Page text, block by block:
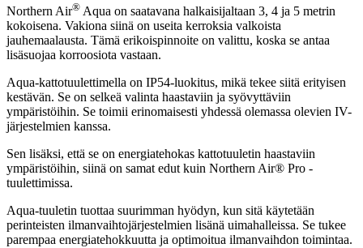
Northern Air® Aqua on saatavana halkaisijaltaan 3, 4 ja 5 metrin
kokoisena. Vakiona siinä on useita kerroksia valkoista
jauhemaalausta. Tämä erikoispinnoite on valittu, koska se antaa
lisäsuojaa korroosiota vastaan.
Aqua-kattotuulettimella on IP54-luokitus, mikä tekee siitä erityisen
kestävän. Se on selkeä valinta haastaviin ja syövyttäviin
ympäristöihin. Se toimii erinomaisesti yhdessä olemassa olevien IV-
järjestelmien kanssa.
Sen lisäksi, että se on energiatehokas kattotuuletin haastaviin
ympäristöihin, siinä on samat edut kuin Northern Air® Pro -
tuulettimissa.
Aqua-tuuletin tuottaa suurimman hyödyn, kun sitä käytetään
perinteisten ilmanvaihtojärjestelmien lisänä uimahalleissa. Se tukee
parempaa energiatehokkuutta ja optimoitua ilmanvaihdon toimintaa.